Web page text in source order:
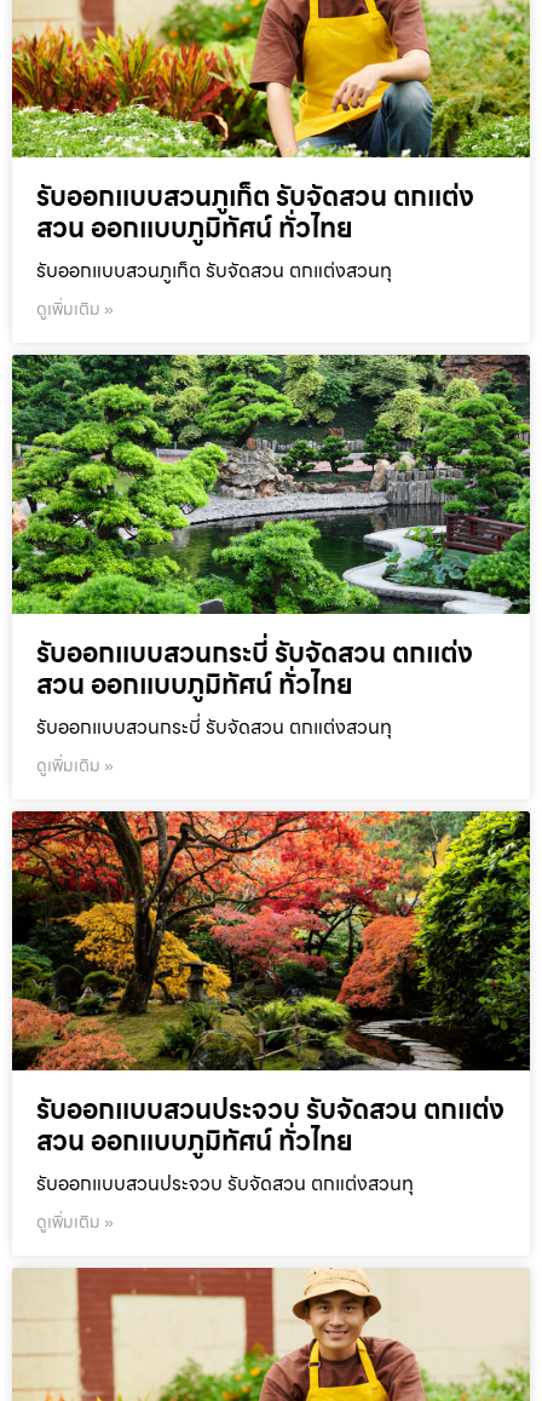
รับออกแบบสวนภูเก็ต รับจัดสวน ตกแต่ง
สวน ออกแบบภูมิทัศน์ ทั่วไทย
รับออกแบบสวนภูเก็ต รับจัดสวน ตกแต่งสวนทุ
ดูเพิ่มเติม »
รับออกแบบสวนกระบี่ รับจัดสวน ตกแต่ง
สวน ออกแบบภูมิทัศน์ ทั่วไทย
รับออกแบบสวนกระบี่ รับจัดสวน ตกแต่งสวนทุ
ดูเพิ่มเติม »
รับออกแบบสวนประจวบ รับจัดสวน ตกแต่ง
สวน ออกแบบภูมิทัศน์ ทั่วไทย
รับออกแบบสวนประจวบ รับจัดสวน ตกแต่งสวนทุ
ดูเพิ่มเติม »